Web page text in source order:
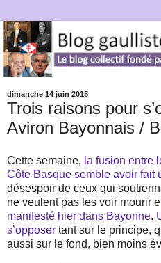
dimanche 14 juin 2015
Trois raisons pour
Aviron Bayonnais /
Cette semaine, la fusion entre
Côte Basque semble avoir fait
désespoir de ceux qui
ne veulent pas les voir mourir
manifesté hier dans Bayonne.
s’opposer tant sur le principe,
aussi sur le fond, bien moins